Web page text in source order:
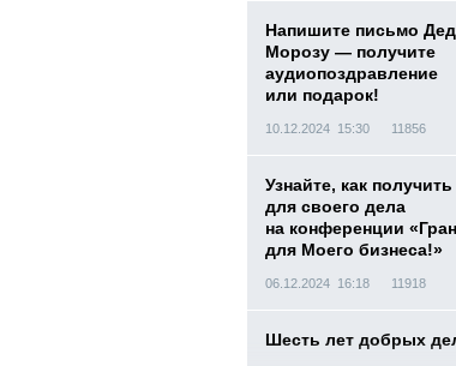
Напишите письмо
Морозу — получите
аудиопоздравление
или подарок!
10.12.2024 15:30 11856
Узнайте, как получить
для своего дела
на конференции
для Моего бизнеса!»
06.12.2024 16:18 11918
Шесть лет добрых